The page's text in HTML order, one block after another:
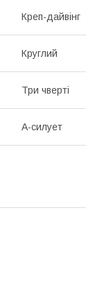
Креп-дайвінг
Круглий
Три чверті
А-силует